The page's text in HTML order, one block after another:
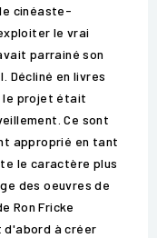
cinéaste-
le vrai
parrainé son
Décliné en livres
le projet était
Ce sont
approprié en tant
le caractère plus
des oeuvres de
Ron Fricke
d'abord à créer